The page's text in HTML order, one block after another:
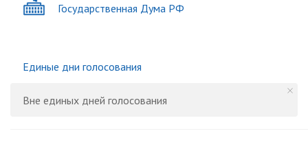
Государственная Дума РФ
Единые дни голосования
Вне единых дней голосования